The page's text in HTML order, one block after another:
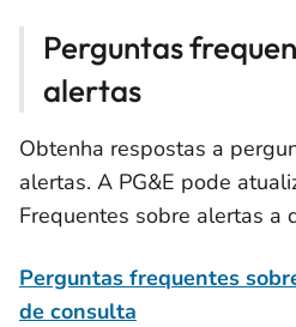
Perguntas
alertas
Obtenha respostas a
alertas. A PG&E pode
Frequentes sobre alertas a
Perguntas frequentes
de consulta